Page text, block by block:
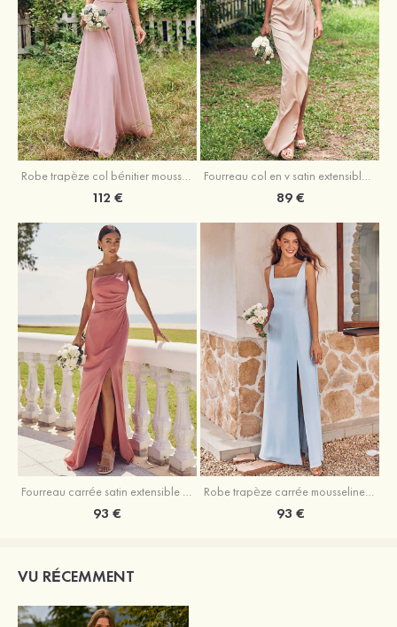
Robe trapèze col bénitier mousseline ras du sol robe de demoiselle d'honneur
112 €
Fourreau col en v satin extensible asymétrique robe de demoiselle d'honneur
89 €
Fourreau carrée satin extensible ras du sol robe de demoiselle d'honneur
93 €
Robe trapèze carrée mousseline ras du sol robe de demoiselle d'honneur
93 €
VU RÉCEMMENT